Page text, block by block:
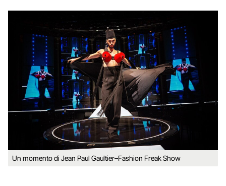
Un momento di Jean Paul Gaultier–Fashion Freak Show